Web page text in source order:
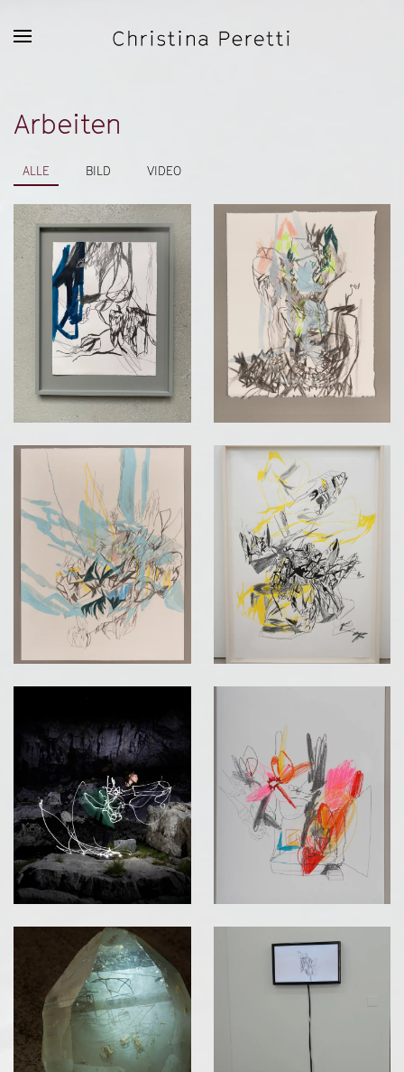
Zum Hauptinhalt springen
Arbeiten
ALLE BILD VIDEO